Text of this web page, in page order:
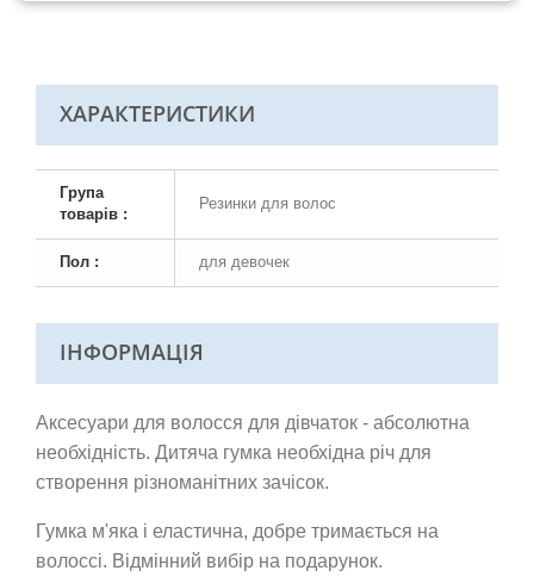
ХАРАКТЕРИСТИКИ
Група
товарів :
Резинки для волос
Пол : для девочек
ІНФОРМАЦІЯ
Аксесуари для волосся для дівчаток - абсолютна
необхідність. Дитяча гумка необхідна річ для
створення різноманітних зачісок.
Гумка м'яка і еластична, добре тримається на
волоссі. Відмінний вибір на подарунок.